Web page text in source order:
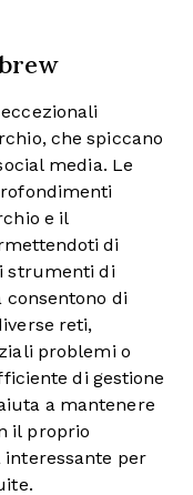
che spiccano
media. Le
e il
di
strumenti di
di
reti,
problemi o
di gestione
a mantenere
il proprio
per